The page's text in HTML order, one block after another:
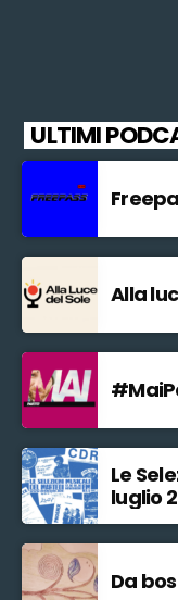
ULTIMI
Alla
Le
luglio
Da